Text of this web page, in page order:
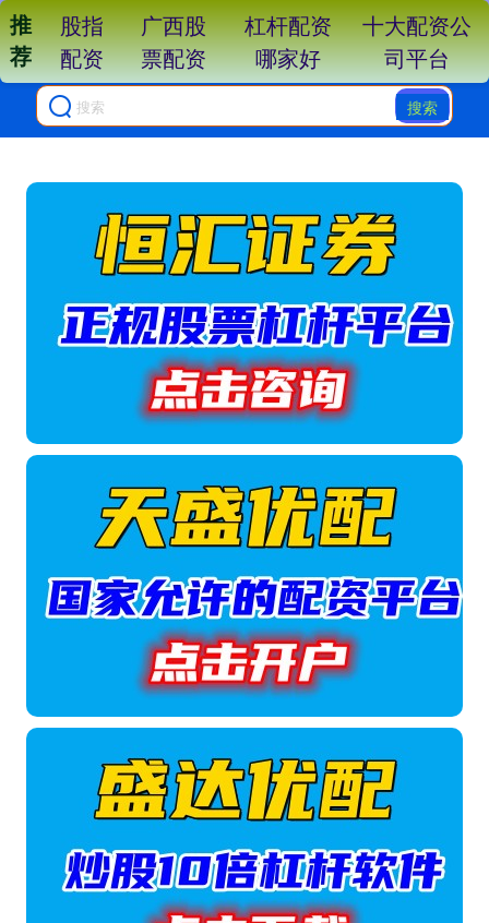
搜索
推
荐
股指
配资
广西股
票配资
杠杆配资
哪家好
十大配资公
司平台